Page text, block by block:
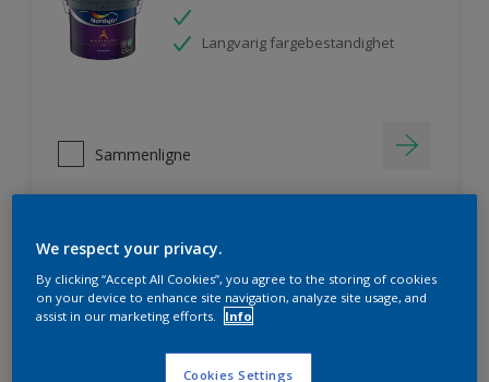
Langvarig fargebestandighet
Sammenligne
We respect your privacy.
By clicking “Accept All Cookies”, you agree to the storing of cookies
on your device to enhance site navigation, analyze site usage, and
assist in our marketing efforts.
Info
Cookies Settings